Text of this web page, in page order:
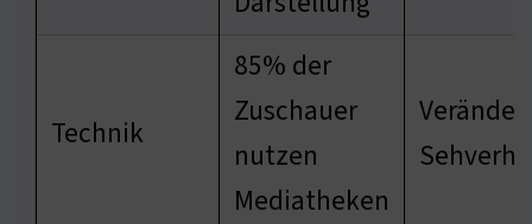
Technik
85% der
Zuschauer
nutzen
Mediatheken